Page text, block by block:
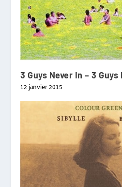
3 Guys Never In – 3
12 janvier 2015